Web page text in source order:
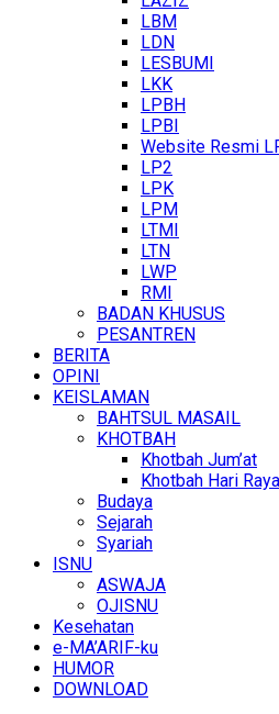
LBM
LDN
LESBUMI
LKK
LPBH
LPBI
Website Resmi
LP2
LPK
LPM
LTMI
LTN
LWP
RMI
BADAN KHUSUS
PESANTREN
BERITA
OPINI
KEISLAMAN
BAHTSUL MASAIL
KHOTBAH
Khotbah Jum’at
Khotbah Hari Raya
Budaya
Sejarah
Syariah
ISNU
ASWAJA
OJISNU
Kesehatan
e-MA’ARIF-ku
HUMOR
DOWNLOAD